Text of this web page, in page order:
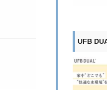
UFB